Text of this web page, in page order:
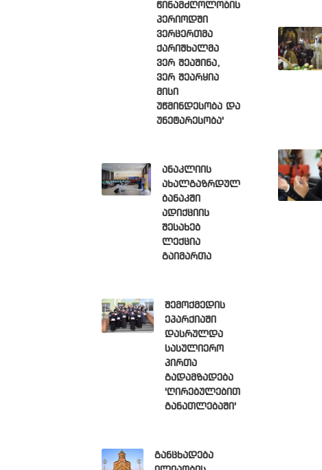
წინამძღოლობის
პერიოდში
ვერცერთმა
ქარიშხალმა
ვერ შეაშინა,
ვერ შეარყია
მისი
უწმინდესობა და
უნეტარესობა'
ანაკლიის
ახალგაზრდულ
ბანაკში
ადიქციის
შესახებ
ლექცია
გაიმართა
შემოქმედის
ეპარქიაში
დასრულდა
სასულიერო
პირთა
გადამზადება
'ღირებულებით
განათლებაში'
განცხადება